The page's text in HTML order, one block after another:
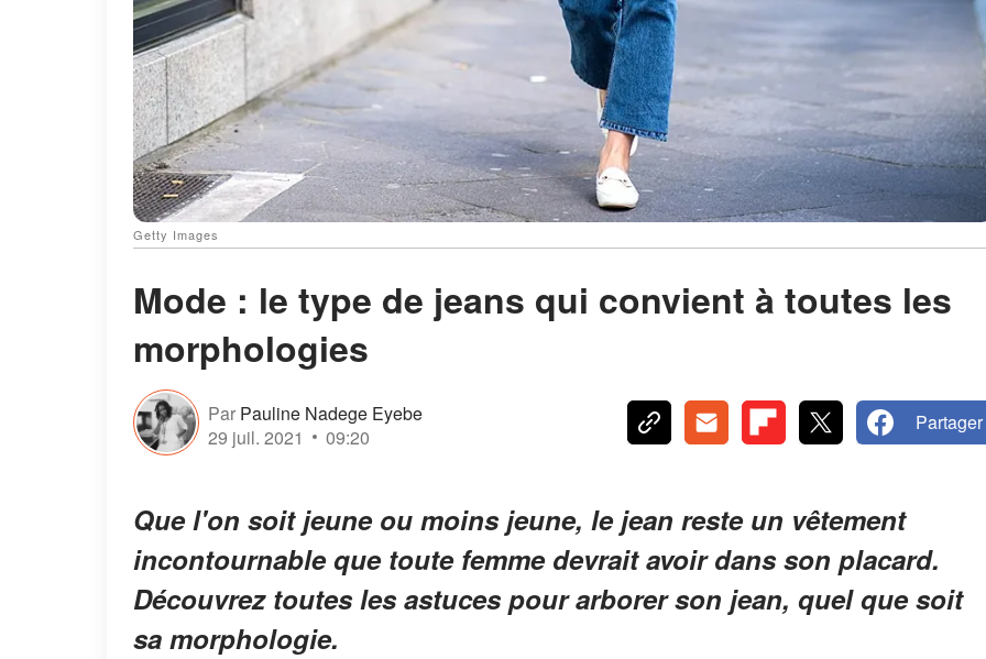
Getty Images
Mode : le type de jeans qui convient à toutes les
morphologies
Par Pauline Nadege Eyebe
29 juil. 2021
09:20
Partager
Que l'on soit jeune ou moins jeune, le jean reste un vêtement
incontournable que toute femme devrait avoir dans son placard.
Découvrez toutes les astuces pour arborer son jean, quel que soit
sa morphologie.